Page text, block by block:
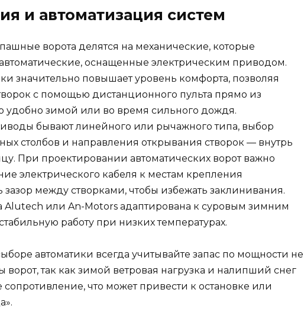
и автоматизация систем
ворота делятся на механические, которые
оснащенные электрическим приводом.
значительно повышает уровень комфорта, позволяя
с помощью дистанционного пульта прямо из
удобно зимой или во время сильного дождя.
бывают линейного или рычажного типа, выбор
столбов и направления открывания створок — внутрь
При проектировании автоматических ворот важно
электрического кабеля к местам крепления
зазор между створками, чтобы избежать заклинивания.
Alutech или An-Motors адаптирована к суровым зимним
работу при низких температурах.
автоматики всегда учитывайте запас по мощности не
ворот, так как зимой ветровая нагрузка и налипший снег
что может привести к остановке или